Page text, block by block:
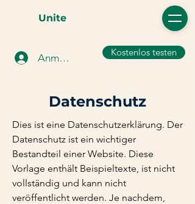
Unite
Anmelden Kostenlos testen
Datenschutz
Dies ist eine Datenschutzerklärung. Der
Datenschutz ist ein wichtiger
Bestandteil einer Website. Diese
Vorlage enthält Beispieltexte, ist nicht
vollständig und kann nicht
veröffentlicht werden. Je nachdem,